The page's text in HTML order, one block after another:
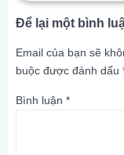
Để lại một bình
Email của bạn sẽ
buộc được đánh dấu
Bình luận *